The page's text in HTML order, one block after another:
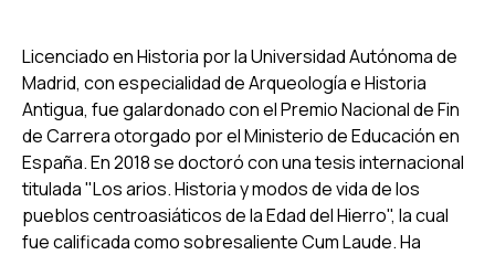
Licenciado en Historia por la Universidad Autónoma de
Madrid, con especialidad de Arqueología e Historia
Antigua, fue galardonado con el Premio Nacional de Fin
de Carrera otorgado por el Ministerio de Educación en
España. En 2018 se doctoró con una tesis internacional
titulada "Los arios. Historia y modos de vida de los
pueblos centroasiáticos de la Edad del Hierro", la cual
fue calificada como sobresaliente Cum Laude. Ha